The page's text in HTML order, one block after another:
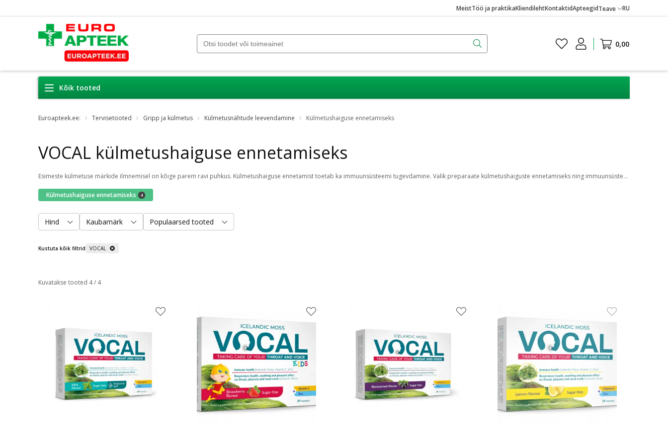
MeistTöö ja praktikaKliendilehtKontaktidApteegidTeave RU
0,00
Kõik tooted
Euroapteek.ee: Tervisetooted Gripp ja külmetus Külmetusnähtude leevendamine Külmetushaiguse ennetamiseks
VOCAL külmetushaiguse ennetamiseks
Esimeste külmetuse märkide ilmnemisel on kõige parem ravi puhkus. Külmetushaiguse ennetamist toetab ka immuunsüsteemi tugevdamine. Valik preparaate külmetushaiguste ennetamiseks ning immuunsüsteemi töö toetamiseks leiad meie e-apteegist.
Külmetushaiguse ennetamiseks 4
Hind Kaubamärk Populaarsed tooted
Kustuta kõik filtrid VOCAL
Kuvatakse tooted 4 / 4